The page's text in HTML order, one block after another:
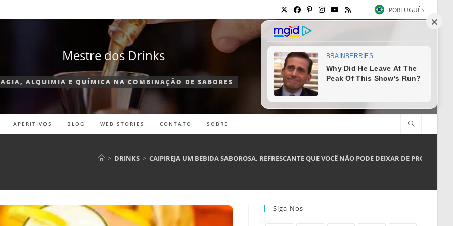
PORTUGUÊS
Mestre dos Drinks
ALQUIMIA E QUÍMICA NA COMBINAÇÃO DE SABORES
APERITIVOS BLOG WEB STORIES CONTATO SOBRE
> DRINKS > CAIPIREJA UM BEBIDA SABOROSA, REFRESCANTE QUE VOCÊ NÃO PODE DEIXAR DE PROVAR!
Siga-Nos